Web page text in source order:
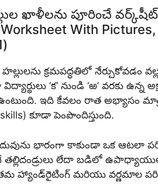
ఖాళీలను పూరించే
With
క్రమపద్ధతిలో నేర్చుకోవడం
‘క’ నుండి ‘ఱ’ వరకు
ఇది కేవలం రాత అభ్యాసం
కూడా పెంపొందిస్తుంది.
చదువును భారంగా కాకుండా ఒక
తల్లిదండ్రులు లేదా బడిలో
హ్యాండ్‌రైటింగ్ మరియు వర్ణమాల